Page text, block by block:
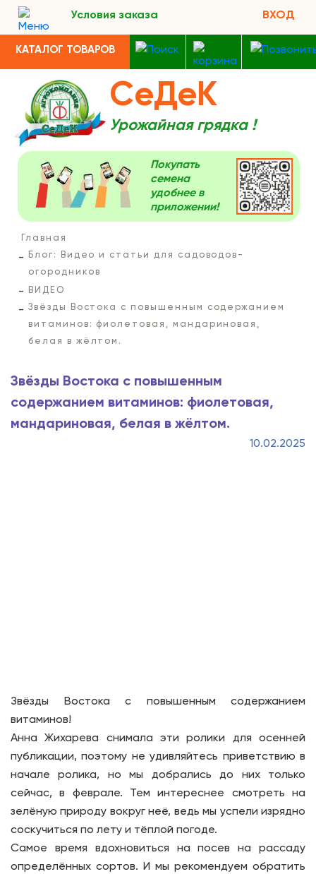
Условия заказа ВХОД
КАТАЛОГ ТОВАРОВ
СеДеК
Урожайная грядка !
Покупать
семена
удобнее в
приложении!
Главная
Блог: Видео и статьи для садоводов-
огородников
ВИДЕО
Звёзды Востока с повышенным содержанием
витаминов: фиолетовая, мандариновая,
белая в жёлтом.
Звёзды Востока с повышенным
содержанием витаминов: фиолетовая,
мандариновая, белая в жёлтом.
10.02.2025
Звёзды Востока с повышенным содержанием
витаминов!
Анна Жихарева снимала эти ролики для осенней
публикации, поэтому не удивляйтесь приветствию в
начале ролика, но мы добрались до них только
сейчас, в феврале. Тем интереснее смотреть на
зелёную природу вокруг неё, ведь мы успели изрядно
соскучиться по лету и тёплой погоде.
Самое время вдохновиться на посев на рассаду
определённых сортов. И мы рекомендуем обратить